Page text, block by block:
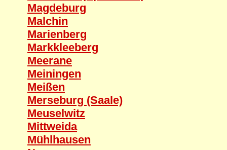
Magdeburg
Malchin
Marienberg
Markkleeberg
Meerane
Meiningen
Meißen
Merseburg (Saale)
Meuselwitz
Mittweida
Mühlhausen